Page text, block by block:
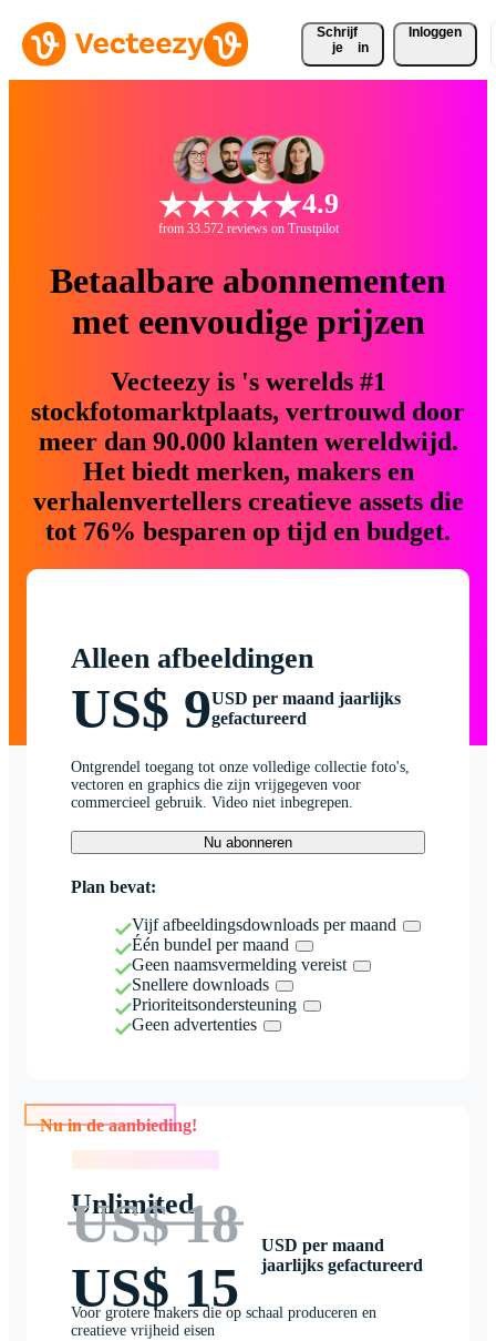
Schrijf
je
in
Inloggen
4.9
from 33.572 reviews on Trustpilot
Betaalbare abonnementen
met eenvoudige prijzen
Vecteezy is 's werelds #1
stockfotomarktplaats, vertrouwd door
meer dan 90.000 klanten wereldwijd.
Het biedt merken, makers en
verhalenvertellers creatieve assets die
tot 76% besparen op tijd en budget.
Alleen afbeeldingen
US$ 9USD per maand jaarlijks
gefactureerd
Ontgrendel toegang tot onze volledige collectie foto's,
vectoren en graphics die zijn vrijgegeven voor
commercieel gebruik. Video niet inbegrepen.
Nu abonneren
Plan bevat:
Vijf afbeeldingsdownloads per maand
Één bundel per maand
Geen naamsvermelding vereist
Snellere downloads
Prioriteitsondersteuning
Geen advertenties
Nu in de aanbieding!
Unlimited
US$ 18
US$ 15
USD per maand
jaarlijks gefactureerd
Voor grotere makers die op schaal produceren en
creatieve vrijheid eisen